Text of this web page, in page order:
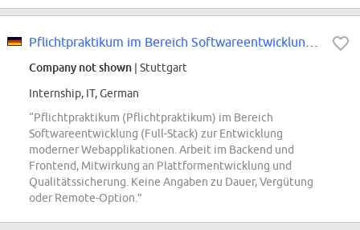
Company not shown | Stuttgart
Internship, IT, German
“Pflichtpraktikum (Pflichtpraktikum) im Bereich
Softwareentwicklung (Full-Stack) zur Entwicklung
moderner Webapplikationen. Arbeit im Backend und
Frontend, Mitwirkung an Plattformentwicklung und
Qualitätssicherung. Keine Angaben zu Dauer, Vergütung
oder Remote-Option.”